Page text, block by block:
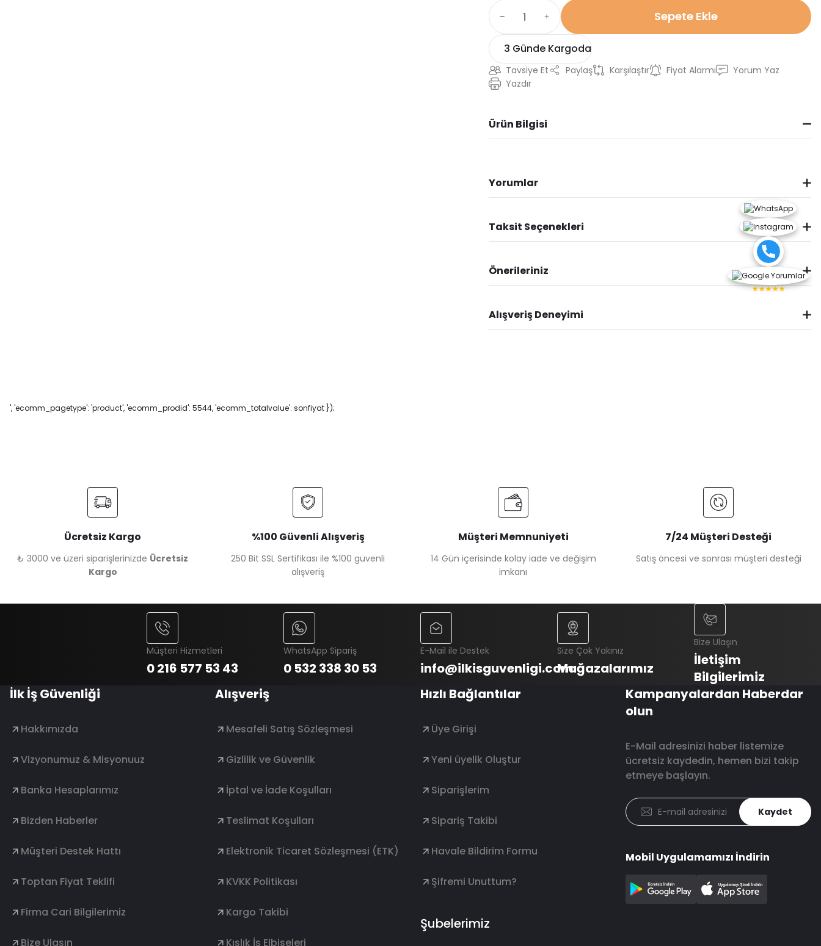
Sepete Ekle
3 Günde Kargoda
Tavsiye Et Paylaş Karşılaştır Fiyat Alarmı
Yorum Yaz
Yazdır
Ürün Bilgisi
Yorumlar
Taksit Seçenekleri
Önerileriniz
Alışveriş Deneyimi
', 'ecomm_pagetype': 'product', 'ecomm_prodid': 5544, 'ecomm_totalvalue': sonfiyat });
Ücretsiz Kargo
₺ 3000 ve üzeri siparişlerinizde Ücretsiz
Kargo
%100 Güvenli Alışveriş
250 Bit SSL Sertifikası ile %100 güvenli
alışveriş
Müşteri Memnuniyeti
14 Gün içerisinde kolay iade ve değişim
imkanı
7/24 Müşteri Desteği
Satış öncesi ve sonrası müşteri desteği
Müşteri Hizmetleri
0 216 577 53 43
WhatsApp Sipariş
0 532 338 30 53
E-Mail ile Destek
info@ilkisguvenligi.com
Size Çok Yakınız
Mağazalarımız
Bize Ulaşın
İletişim
Bilgilerimiz
İlk İş Güvenliği
Hakkımızda
Vizyonumuz & Misyonuuz
Banka Hesaplarımız
Bizden Haberler
Müşteri Destek Hattı
Toptan Fiyat Teklifi
Firma Cari Bilgilerimiz
Bize Ulaşın
Alışveriş
Mesafeli Satış Sözleşmesi
Gizlilik ve Güvenlik
İptal ve İade Koşulları
Teslimat Koşulları
Elektronik Ticaret Sözleşmesi (ETK)
KVKK Politikası
Kargo Takibi
Kışlık İş Elbiseleri
Hızlı Bağlantılar
Üye Girişi
Yeni üyelik Oluştur
Siparişlerim
Sipariş Takibi
Havale Bildirim Formu
Şifremi Unuttum?
Şubelerimiz
★★★★★
Kampanyalardan Haberdar
olun
E-Mail adresinizi haber listemize
ücretsiz kaydedin, hemen bizi takip
etmeye başlayın.
Kaydet
Mobil Uygulamamızı İndirin